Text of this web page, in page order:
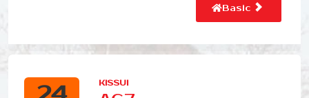
Basic
KISSUI